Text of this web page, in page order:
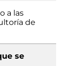
a las
de
se